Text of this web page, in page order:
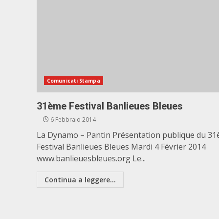
Comunicati Stampa
31ème Festival Banlieues Bleues
6 Febbraio 2014
La Dynamo – Pantin Présentation publique du
Festival Banlieues Bleues Mardi 4 Février 2014
www.banlieuesbleues.org Le...
Continua a leggere...